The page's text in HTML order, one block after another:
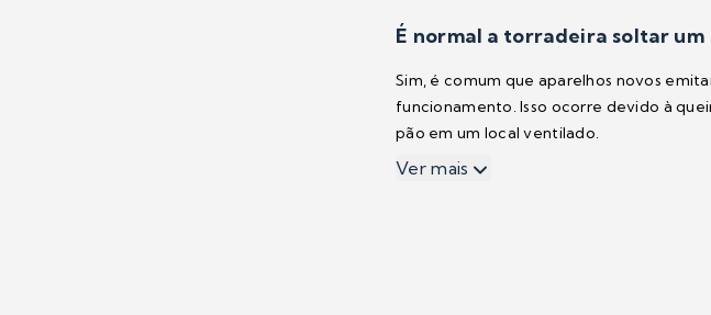
É normal a torradeira soltar
Sim, é comum que aparelhos novos
funcionamento. Isso ocorre devido à
pão em um local ventilado.
Ver mais